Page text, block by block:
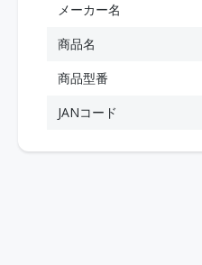
メーカー名
商品名
商品型番
JANコード